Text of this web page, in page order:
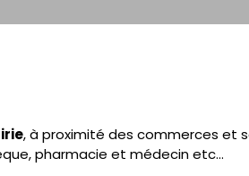
, à proximité des commerces et
pharmacie et médecin etc…